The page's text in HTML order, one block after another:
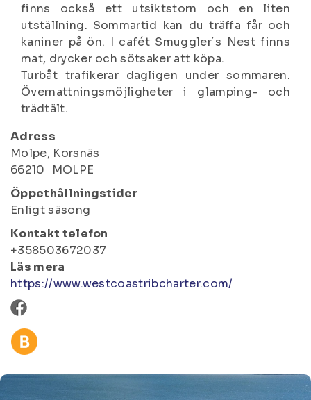
finns också ett utsiktstorn och en liten
utställning. Sommartid kan du träffa får och
kaniner på ön. I cafét Smuggler´s Nest finns
mat, drycker och sötsaker att köpa.
Turbåt trafikerar dagligen under sommaren.
Övernattningsmöjligheter i glamping- och
trädtält.
Adress
Molpe, Korsnäs
66210
MOLPE
Öppethållningstider
Enligt säsong
Kontakt telefon
+358503672037
Läs mera
https://www.westcoastribcharter.com/